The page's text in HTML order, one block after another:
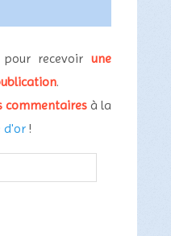
recevoir une
.
commentaires à la
d'or !